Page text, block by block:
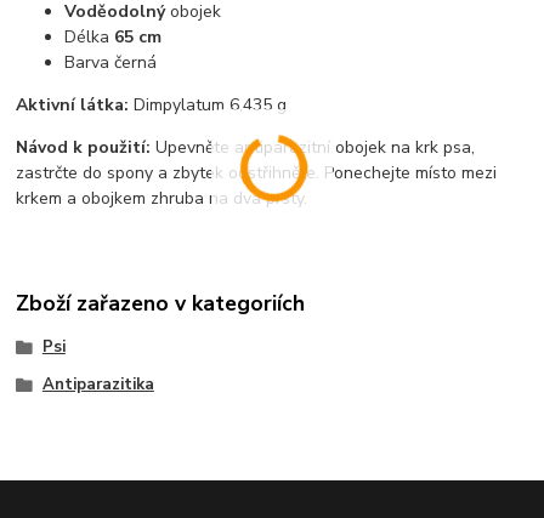
Voděodolný obojek
Délka 65 cm
Barva černá
Aktivní látka: Dimpylatum 6,435 g
Návod k použití: Upevněte antiparazitní obojek na krk psa,
zastrčte do spony a zbytek odstřihněte. Ponechejte místo mezi
krkem a obojkem zhruba na dva prsty.
Zboží zařazeno v kategoriích
Psi
Antiparazitika